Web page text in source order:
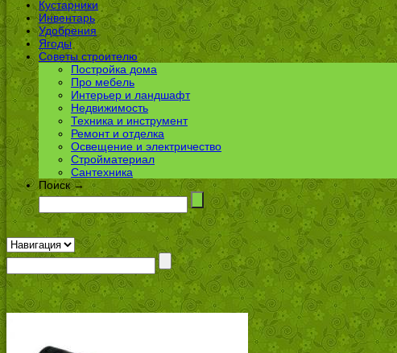
Кустарники
Инвентарь
Удобрения
Ягоды
Советы строителю
Постройка дома
Про мебель
Интерьер и ландшафт
Недвижимость
Техника и инструмент
Ремонт и отделка
Освещение и электричество
Стройматериал
Сантехника
Поиск →